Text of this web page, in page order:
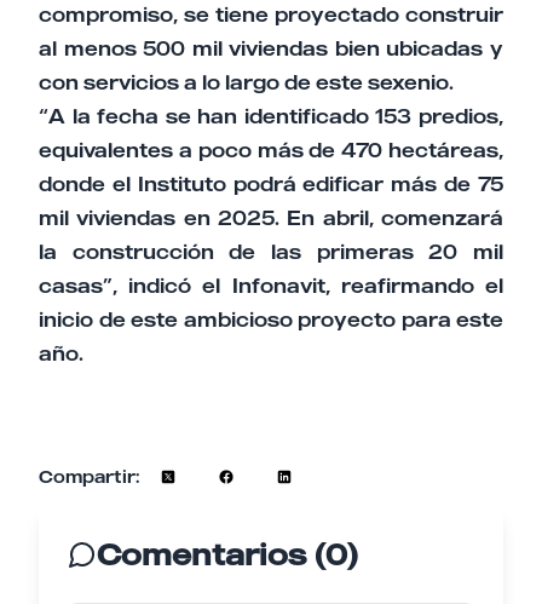
compromiso, se tiene proyectado construir
al menos 500 mil viviendas bien ubicadas y
con servicios a lo largo de este sexenio.
“A la fecha se han identificado 153 predios,
equivalentes a poco más de 470 hectáreas,
donde el Instituto podrá edificar más de 75
mil viviendas en 2025. En abril, comenzará
la construcción de las primeras 20 mil
casas”, indicó el Infonavit, reafirmando el
inicio de este ambicioso proyecto para este
año.
Compartir:
Comentarios (0)